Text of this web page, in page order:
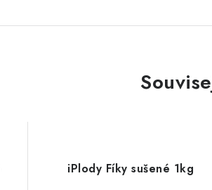
iPlody Fíky sušené 1kg